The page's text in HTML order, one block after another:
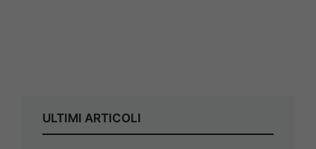
ULTIMI ARTICOLI